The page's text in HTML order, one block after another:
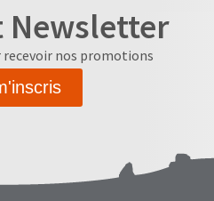
recevoir nos promotions